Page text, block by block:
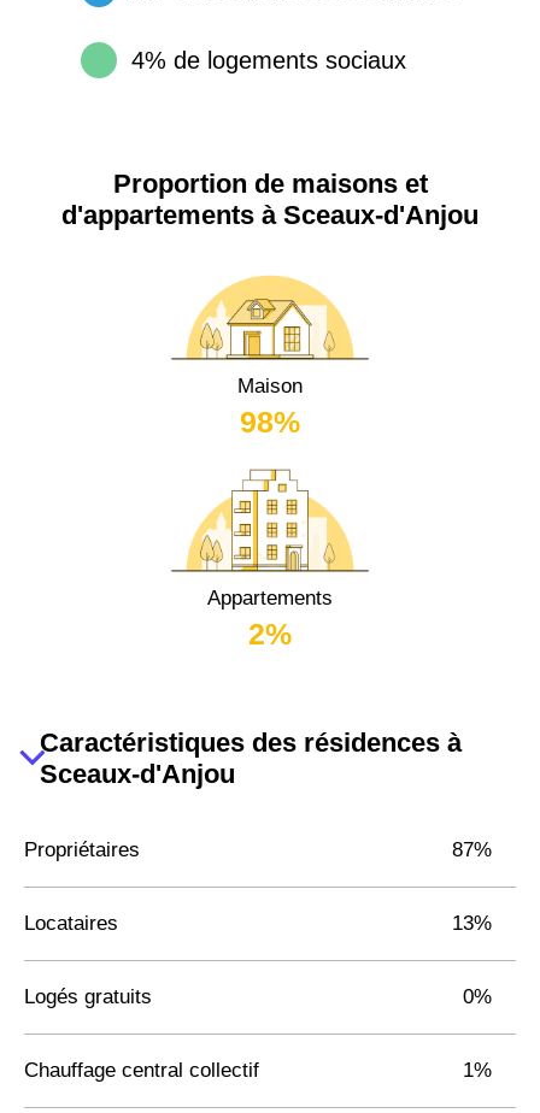
4% de logements sociaux
Proportion de maisons et
d'appartements à Sceaux-d'Anjou
Maison
98%
Appartements
2%
Caractéristiques des résidences à
Sceaux-d'Anjou
Propriétaires 87%
Locataires 13%
Logés gratuits 0%
Chauffage central collectif 1%